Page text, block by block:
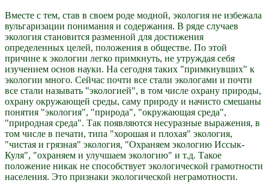
Вместе с тем, став в своем роде модной, экология не избежала
вульгаризации понимания и содержания. В ряде случаев
экология становится разменной для достижения
определенных целей, положения в обществе. По этой
причине к экологии легко примкнуть, не утруждая себя
изучением основ науки. На сегодня таких "примкнувших" к
экологии много. Сейчас почти все стали экологами и почти
все стали называть "экологией", в том числе охрану природы,
охрану окружающей среды, саму природу и начисто смешаны
понятия "экология", "природа", "окружающая среда",
"природная среда". Так появляются несуразные выражения, в
том числе в печати, типа "хорошая и плохая" экология,
"чистая и грязная" экология, "Охраняем экологию Иссык-
Куля", "охраняем и улучшаем экологию" и т.д. Такое
положение никак не способствует экологической грамотности
населения. Это признаки экологической неграмотности.